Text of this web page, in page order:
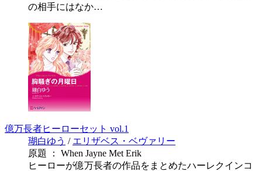
の相手にはなか…
億万長者ヒーローセット vol.1
瑚白ゆう / エリザベス・ベヴァリー
原題 ： When Jayne Met Erik
ヒーローが億万長者の作品をまとめたハーレクインコ